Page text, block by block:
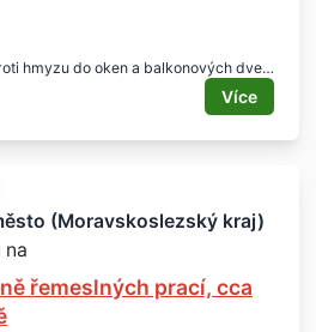
hmyzu do oken a balkonových dveří
pantů min. 30 mm
Více
(Moravskoslezský kraj)
na
řemeslných prací, cca